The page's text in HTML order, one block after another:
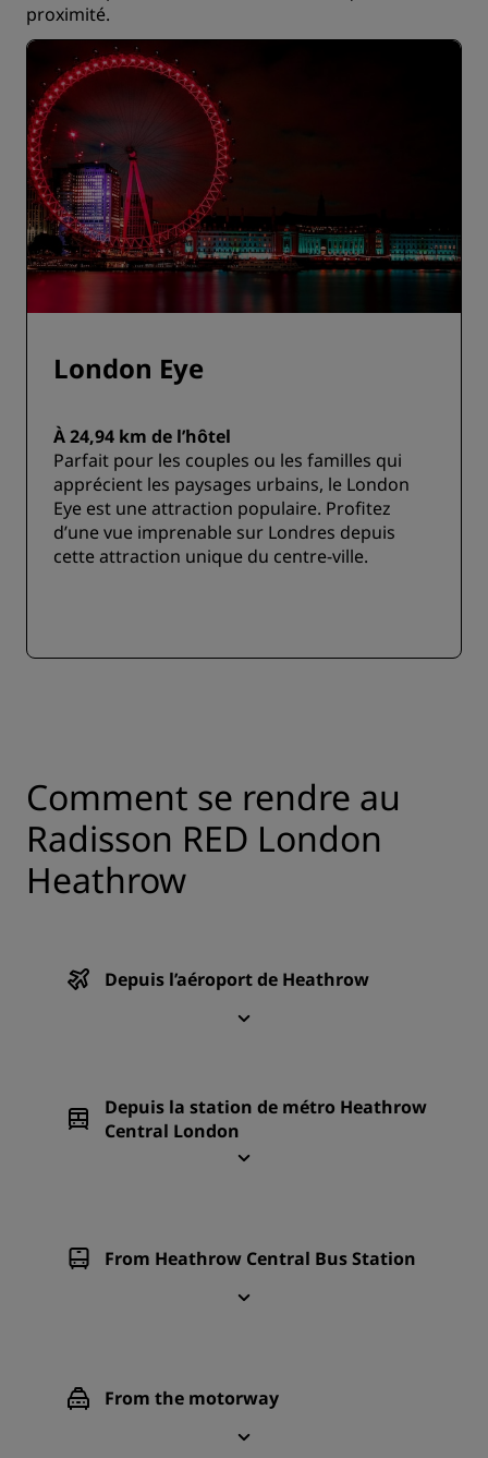
proximité.
London Eye
À 24,94 km de l’hôtel
Parfait pour les couples ou les familles qui
apprécient les paysages urbains, le London
Eye est une attraction populaire. Profitez
d’une vue imprenable sur Londres depuis
cette attraction unique du centre-ville.
Comment se rendre au
Radisson RED London
Heathrow
Depuis l’aéroport de Heathrow
Depuis la station de métro Heathrow
Central London
From Heathrow Central Bus Station
From the motorway